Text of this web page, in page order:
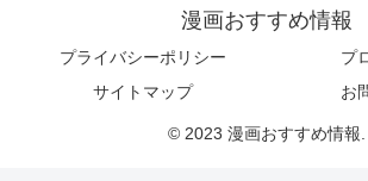
漫画おすすめ情報
プライバシーポリシー
プ
サイトマップ
お
© 2023 漫画おすすめ情報.